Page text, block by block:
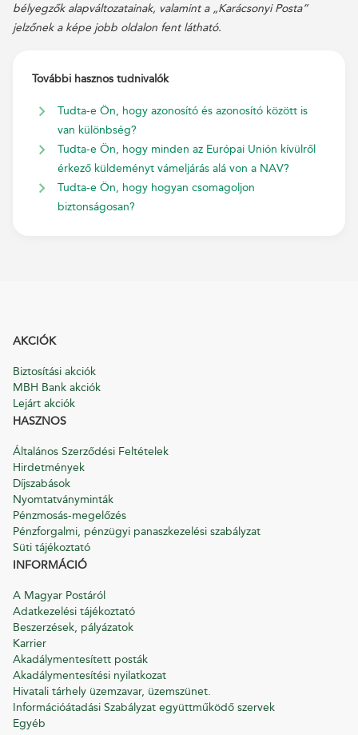
bélyegzők alapváltozatainak, valamint a „Karácsonyi Posta”
jelzőnek a képe jobb oldalon fent látható.
További hasznos tudnivalók
Tudta-e Ön, hogy azonosító és azonosító között is
van különbség?
Tudta-e Ön, hogy minden az Európai Unión kívülről
érkező küldeményt vámeljárás alá von a NAV?
Tudta-e Ön, hogy hogyan csomagoljon
biztonságosan?
AKCIÓK
Biztosítási akciók
MBH Bank akciók
Lejárt akciók
HASZNOS
Általános Szerződési Feltételek
Hirdetmények
Díjszabások
Nyomtatványminták
Pénzmosás-megelőzés
Pénzforgalmi, pénzügyi panaszkezelési szabályzat
Süti tájékoztató
INFORMÁCIÓ
A Magyar Postáról
Adatkezelési tájékoztató
Beszerzések, pályázatok
Karrier
Akadálymentesített posták
Akadálymentesítési nyilatkozat
Hivatali tárhely üzemzavar, üzemszünet.
Információátadási Szabályzat együttműködő szervek
Egyéb